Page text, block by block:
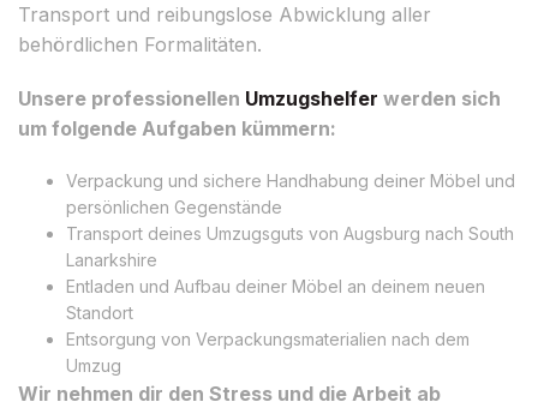
Transport und reibungslose Abwicklung aller
behördlichen Formalitäten.
Unsere professionellen Umzugshelfer werden sich
um folgende Aufgaben kümmern:
Verpackung und sichere Handhabung deiner Möbel und
persönlichen Gegenstände
Transport deines Umzugsguts von Augsburg nach South
Lanarkshire
Entladen und Aufbau deiner Möbel an deinem neuen
Standort
Entsorgung von Verpackungsmaterialien nach dem
Umzug
Wir nehmen dir den Stress und die Arbeit ab